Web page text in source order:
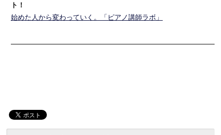
ト！
始めた人から変わっていく。「ピアノ講師ラボ」